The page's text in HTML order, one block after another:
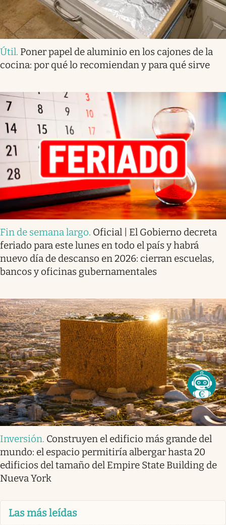
Útil. Poner papel de aluminio en los cajones de la
cocina: por qué lo recomiendan y para qué sirve
Fin de semana largo. Oficial | El Gobierno decreta
feriado para este lunes en todo el país y habrá
nuevo día de descanso en 2026: cierran escuelas,
bancos y oficinas gubernamentales
Inversión. Construyen el edificio más grande del
mundo: el espacio permitiría albergar hasta 20
edificios del tamaño del Empire State Building de
Nueva York
Las más leídas